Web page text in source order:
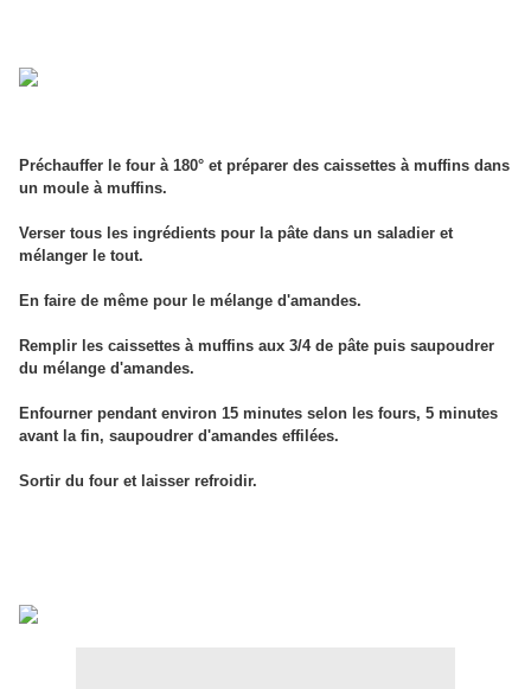
Préchauffer le four à 180° et préparer des caissettes à muffins dans
un moule à muffins.
Verser tous les ingrédients pour la pâte dans un saladier et
mélanger le tout.
En faire de même pour le mélange d'amandes.
Remplir les caissettes à muffins aux 3/4 de pâte puis saupoudrer
du mélange d'amandes.
Enfourner pendant environ 15 minutes selon les fours, 5 minutes
avant la fin, saupoudrer d'amandes effilées.
Sortir du four et laisser refroidir.